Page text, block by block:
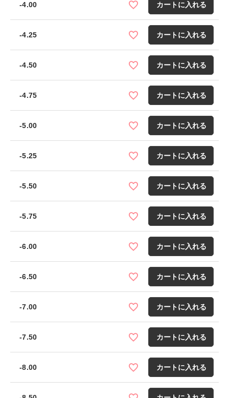
-4.00 カートに入れる
-4.25 カートに入れる
-4.50 カートに入れる
-4.75 カートに入れる
-5.00 カートに入れる
-5.25 カートに入れる
-5.50 カートに入れる
-5.75 カートに入れる
-6.00 カートに入れる
-6.50 カートに入れる
-7.00 カートに入れる
-7.50 カートに入れる
-8.00 カートに入れる